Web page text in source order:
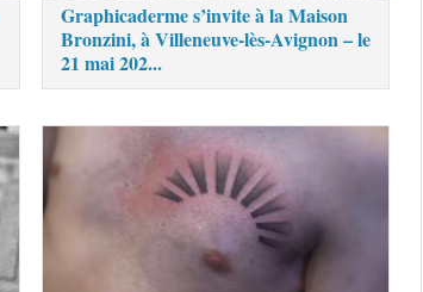
Graphicaderme s’invite à la Maison
Bronzini, à Villeneuve-lès-Avignon – le
21 mai 202...